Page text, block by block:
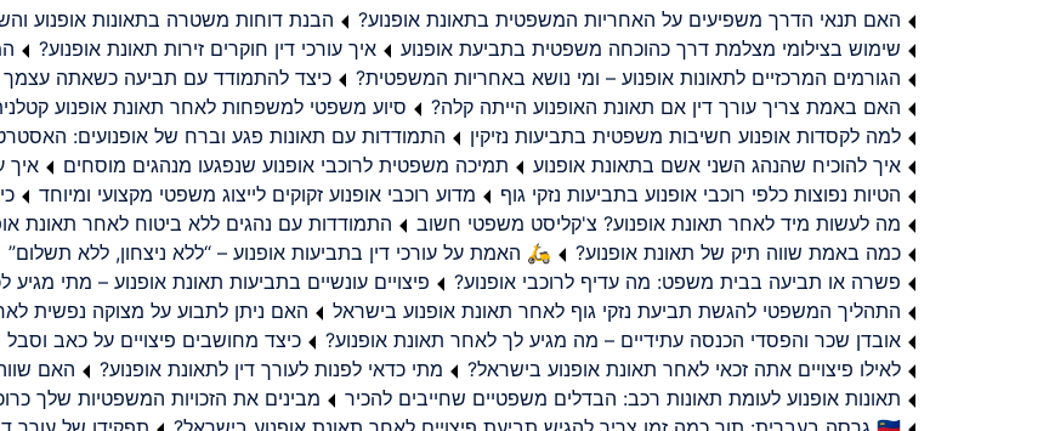
האם תנאי הדרך משפיעים על האחריות המשפטית בתאונת אופנוע?
הבנת דוחות משטרה בתאונות אופנוע
שימוש בצילומי מצלמת דרך כהוכחה משפטית בתביעת אופנוע
איך עורכי דין חוקרים זירות תאונת אופנוע?
הגורמים המרכזיים לתאונות אופנוע – ומי נושא באחריות המשפטית?
כיצד להתמודד עם תביעה כשאתה עצמך
האם באמת צריך עורך דין אם תאונת האופנוע הייתה קלה?
סיוע משפטי למשפחות לאחר תאונת אופנוע
למה לקסדות אופנוע חשיבות משפטית בתביעות נזיקין
התמודדות עם תאונות פגע וברח של אופנועים:
איך להוכיח שהנהג השני אשם בתאונת אופנוע
תמיכה משפטית לרוכבי אופנוע שנפגעו מנהגים מוסחים
איך
הטיות נפוצות כלפי רוכבי אופנוע בתביעות נזקי גוף
מדוע רוכבי אופנוע זקוקים לייצוג משפטי מקצועי ומיוחד
מה לעשות מיד לאחר תאונת אופנוע? צ'קליסט משפטי חשוב
התמודדות עם נהגים ללא ביטוח לאחר תאונת
כמה באמת שווה תיק של תאונת אופנוע?
🛵 האמת על עורכי דין בתביעות אופנוע – “ללא ניצחון, ללא תשלום”
פשרה או תביעה בבית משפט: מה עדיף לרוכבי אופנוע?
פיצויים עונשיים בתביעות תאונת אופנוע – מתי מגיע
התהליך המשפטי להגשת תביעת נזקי גוף לאחר תאונת אופנוע בישראל
האם ניתן לתבוע על מצוקה נפשית
אובדן שכר והפסדי הכנסה עתידיים – מה מגיע לך לאחר תאונת אופנוע?
כיצד מחושבים פיצויים על כאב
לאילו פיצויים אתה זכאי לאחר תאונת אופנוע בישראל?
מתי כדאי לפנות לעורך דין לתאונת אופנוע?
האם
תאונות אופנוע לעומת תאונות רכב: הבדלים משפטיים שחייבים להכיר
מבינים את הזכויות המשפטיות שלך